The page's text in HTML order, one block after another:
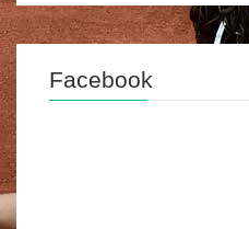
Facebook